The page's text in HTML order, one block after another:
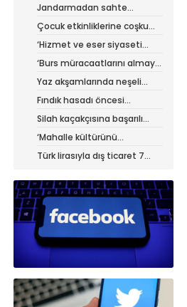
Jandarmadan sahte
çantacılara darbe
Çocuk etkinliklerine coşku
dolu final
‘Hizmet ve eser siyaseti
yapıyoruz’
‘Burs müracaatlarını almaya
başladık’
Yaz akşamlarında neşeli
etkinlikler
Fındık hasadı öncesi
üreticiye yol desteği
Silah kaçakçısına başarılı
operasyon
‘Mahalle kültürünü
güçlendiriyoruz’
Türk lirasıyla dış ticaret 7